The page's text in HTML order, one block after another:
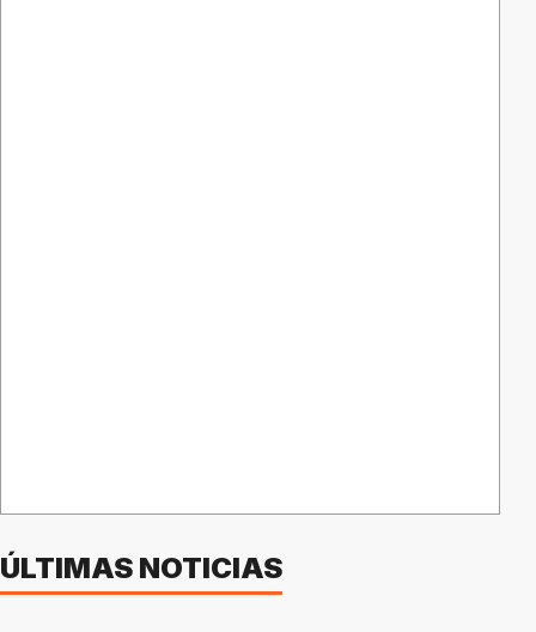
ÚLTIMAS NOTICIAS